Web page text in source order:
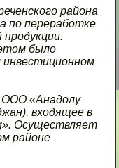
района
по переработке
продукции.
было
инвестиционном
ООО «Анадолу
входящее в
Осуществляет
районе